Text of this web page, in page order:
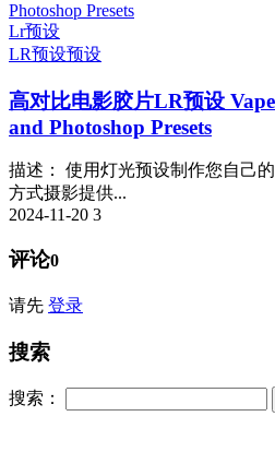
Lr预设
LR预设预设
高对比电影胶片LR预设
and Photoshop Presets
描述： 使用灯光预设制作您自己
方式摄影提供...
2024-11-20 3
评论0
请先 登录
搜索
搜索：